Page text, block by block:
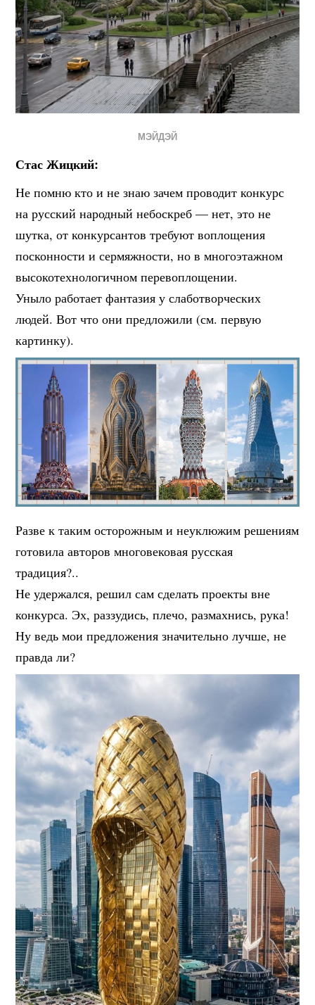
МЭЙДЭЙ
Стас Жицкий:
Не помню кто и не знаю зачем проводит конкурс
на русский народный небоскреб — нет, это не
шутка, от конкурсантов требуют воплощения
посконности и сермяжности, но в многоэтажном
высокотехнологичном перевоплощении.
Уныло работает фантазия у слаботворческих
людей. Вот что они предложили (см. первую
картинку).
Разве к таким осторожным и неуклюжим решениям
готовила авторов многовековая русская
традиция?..
Не удержался, решил сам сделать проекты вне
конкурса. Эх, раззудись, плечо, размахнись, рука!
Ну ведь мои предложения значительно лучше, не
правда ли?